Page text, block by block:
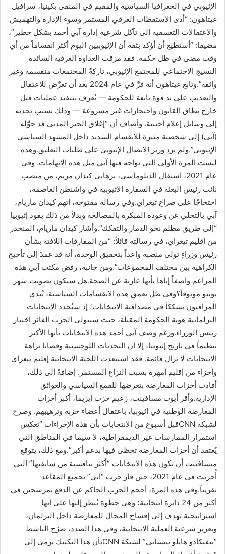
الإثيوبي في الجغرافيا السياسية والمقيم في المنفى بكينيا، سرافيل
غيتاهون: “أدى الاستقطاب العرقي المستمر وسوء الإدارة والتهميش
والاعتقالات التعسفية إلى تآكل شرعية إدارة آبي أحمد بشكل خطير”،
مضيفا: “أستطيع أن أؤكد بثقة أن الإثيوبيين اليوم أكثر انقساماً من أي
وقت مضى في ظل حكمه. فقد مزقت العداوة العرقية السائدة
النسيج الاجتماعي للمجتمع الإثيوبي، تاركةً المجتمعات منقسمة وغير
واثقة”.وتابع غيتاهون أنه فرَّ في عام 2024 بعد أن تعرَّض للاعتقال
والتعذيب على يد قوة تابعة للحكومة — تُعرف بتنفيذ عمليات قتل
خارج نطاق القانون واحتجازات غير مشروعة — وذلك بسبب تحدثه
إلى وسائل إعلام أجنبية. وأضاف أن “إغلاق الحيز المدني قد حوَّله
(آبي) إلى شخصية مثيرة للانقسام الشديد داخل المشهد السياسي
الإثيوبي”.ولم يرد وزير الاتصال الإثيوبي على طلبات التعليق.وهذه
ليست المرة الأولى التي يواجه فيها آبي مثل هذه الاتهامات. وفي
عام 2021، استقال الدبلوماسي، برهاني كيدان مريم، من منصب
نائب رئيس البعثة في السفارة الإثيوبية في واشنطن العاصمة،
احتجاجًا على صراع تيغراي.وفي رسالة مفتوحة، اتهم كيدان ماريام،
آبي بالتخلي عن وعوده المبكرة بالمصالحة وبدلاً من ذلك يقود إثيوبيا
“إلى طريق مظلم نحو الدمار والتفكك”.وأشار كيدان ماريام، المنحدر
من إقليم تيغراي، في رسالته قائلاً: “من المفارقات اللافتة بشأن
رئيس وزراءٍ تولى منصبه واعداً بتحقيق الوحدة، أنه قد عمدَ إلى تأجيج
الكراهية بين مختلف المجموعات”.ومن جانبه، رفض مكتب آبي هذه
المزاعم واصفاً إياها بأنها عارية عن الصحة.هل سيكون تصويت شهر
يونيو موثوقاً؟وفي ظل تعمق هذه الانقسامات السياسية، يُبدي
المراقبون تشككاً في مصداقية الانتخابات؛ إذ ستُحدد الانتخابات
البرلمانية هوية الحكومة المقبلة، حيث سيتولى الحزب الفائز اختيار
رئيس الوزراء.ورغم وصف آبي أحمد هذه الانتخابات بأنها الأكثر
تنظيماً في تاريخ إثيوبيا، إلا أن التحديات اللوجستية وقضايا نزاهة
الانتخابات لا تزال قائمة. فقد استبعدت اللجنة الانتخابية إقليم تيغراي
وأجزاء من إقليم أمهرة بسبب النزاع المستمر. إضافةً إلى ذلك،
أفادت أحزاب المعارضة بتعرضها للقمع السياسي والعوائق
الإدارية.وأقر أيوب مسافينت، زعيم حزب إيزيما، أكبر أحزاب
المعارضة الوطنية في إثيوبيا، باعتقال أعضاء حزبه وترهيبهم. وصرح
لشبكة CNNقبل أسبوع من الانتخابات بأن هذه الإجراءات “تعكس
استمرار الممارسات غير الديمقراطية، لا سيما في المناطق التي
يُعتقد أن أحزاب المعارضة تحظى فيها بدعم أكبر”.ومع ذلك، يتوقع
ميسافينت أن تكون هذه الانتخابات “أكثر تنافسية من سابقتها” التي
أُجريت في عام 2021، حين فاز حزب “آبي” بجميع المقاعد
تقريباً.وفي هذه المرة، أحجم الحزب الحاكم عن الدفع بمرشحين في
أكثر من 24 دائرة انتخابية؛ وهي خطوة يُنظر إليها على أنها
استراتيجية تهدف إلى إفساح المجال للمعارضة داخل البرلمان،
وتعزيز شرعية العملية الانتخابية، وفي هذا الصدد، صرّح الناشط
“بيفيكادو هايلو تيتشاني” لشبكة CNNبأن هذا التكتيك يرمي إلى